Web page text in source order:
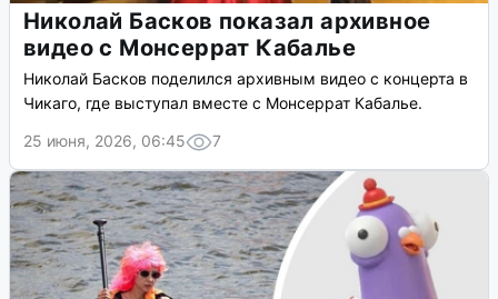
Николай Басков показал архивное
видео с Монсеррат Кабалье
Николай Басков поделился архивным видео с концерта в
Чикаго, где выступал вместе с Монсеррат Кабалье.
25 июня, 2026, 06:45
7